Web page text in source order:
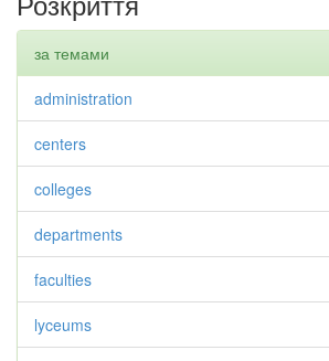
за темами
administration
centers
colleges
departments
faculties
lyceums